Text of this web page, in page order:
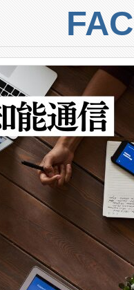
、ai&のAI
試運転、
タを監視
ートルに
ターゲッ
距離は
ロメート
視でき、
素化でき
FOVオプシ
ード、長
用するこ
デバイス